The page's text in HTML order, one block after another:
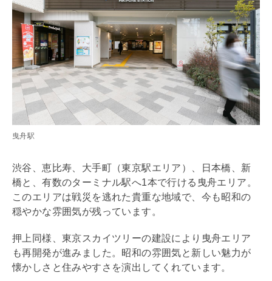
曳舟駅
渋谷、恵比寿、大手町（東京駅エリア）、日本橋、新
橋と、有数のターミナル駅へ1本で行ける曳舟エリア。
このエリアは戦災を逃れた貴重な地域で、今も昭和の
穏やかな雰囲気が残っています。
押上同様、東京スカイツリーの建設により曳舟エリア
も再開発が進みました。昭和の雰囲気と新しい魅力が
懐かしさと住みやすさを演出してくれています。